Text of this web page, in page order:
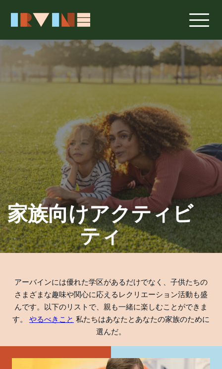
家族向けアクティビ
ティ
アーバインには優れた学区があるだけでなく、子供たちの
さまざまな趣味や関心に応えるレクリエーション活動も盛
んです。以下のリストで、親も一緒に楽しむことができま
す。 やるべきこと 私たちはあなたとあなたの家族のために
選んだ。